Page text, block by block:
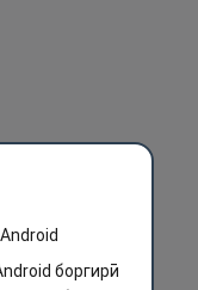
боргирӣ